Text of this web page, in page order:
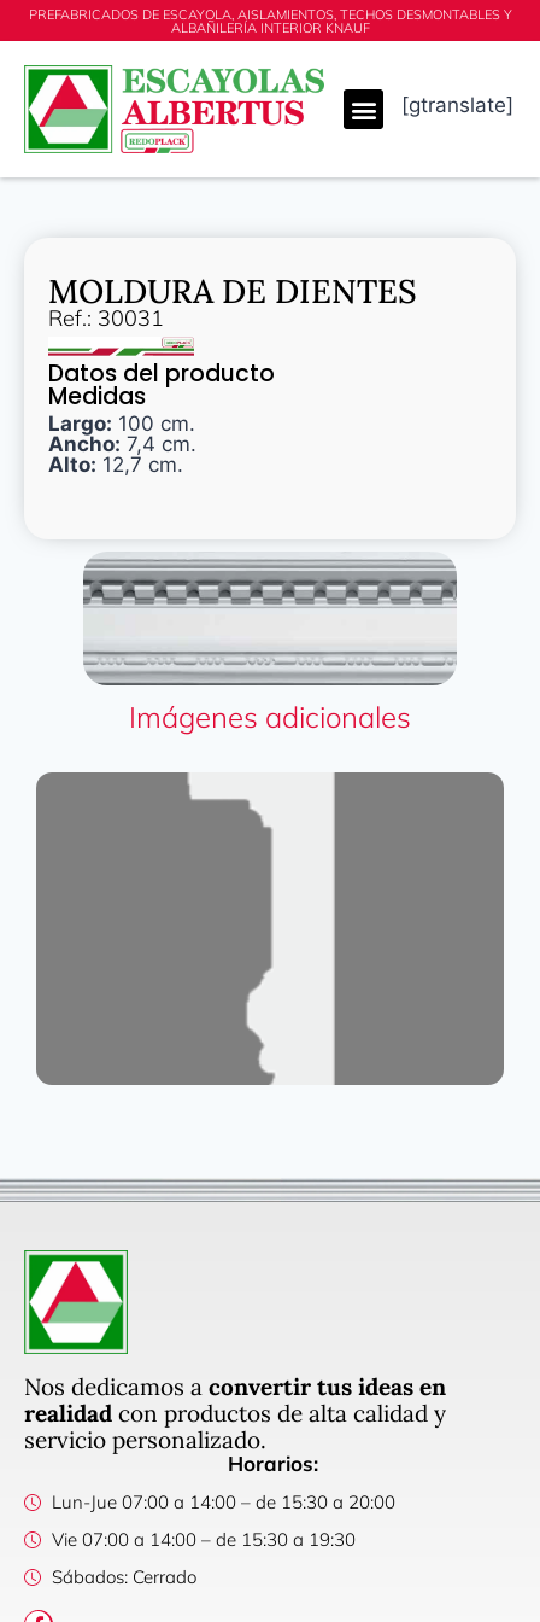
PREFABRICADOS DE ESCAYOLA, AISLAMIENTOS, TECHOS DESMONTABLES Y
ALBAÑILERÍA INTERIOR KNAUF
[gtranslate]
Imágenes adicionales
MOLDURA DE DIENTES
Ref.: 30031
Datos del producto
Medidas
Largo: 100 cm.
Ancho: 7,4 cm.
Alto: 12,7 cm.
Nos dedicamos a convertir tus ideas en
realidad con productos de alta calidad y
servicio personalizado.
Horarios:
Lun-Jue 07:00 a 14:00 – de 15:30 a 20:00
Vie 07:00 a 14:00 – de 15:30 a 19:30
Sábados: Cerrado